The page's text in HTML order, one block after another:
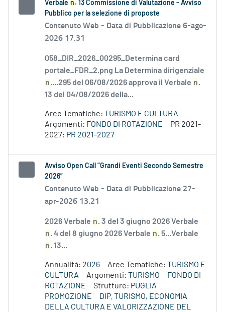
Verbale n . 13 Commissione di Valutazione - Avviso
Pubblico per la selezione di proposte
Contenuto Web - Data di Pubblicazione 6-ago-
2026 17.31
058_DIR_2026_00295_Determina card
portale_FDR_2.png La Determina dirigenziale
n....295 del 06/08/2026 approva il Verbale n.
13 del 04/08/2026 della...
Aree Tematiche: TURISMO E CULTURA
Argomenti: FONDO DI ROTAZIONE
PR 2021-
2027: PR 2021-2027
Avviso Open Call “Grandi Eventi Secondo Semestre
2026”
Contenuto Web - Data di Pubblicazione 27-
apr-2026 13.21
2026 Verbale n. 3 del 3 giugno 2026 Verbale
n. 4 del 8 giugno 2026 Verbale n. 5...Verbale
n. 13...
Annualità: 2026 Aree Tematiche: TURISMO E
CULTURA
Argomenti: TURISMO
FONDO DI
ROTAZIONE
Strutture: PUGLIA
PROMOZIONE
DIP. TURISMO, ECONOMIA
DELLA CULTURA E VALORIZZAZIONE DEL